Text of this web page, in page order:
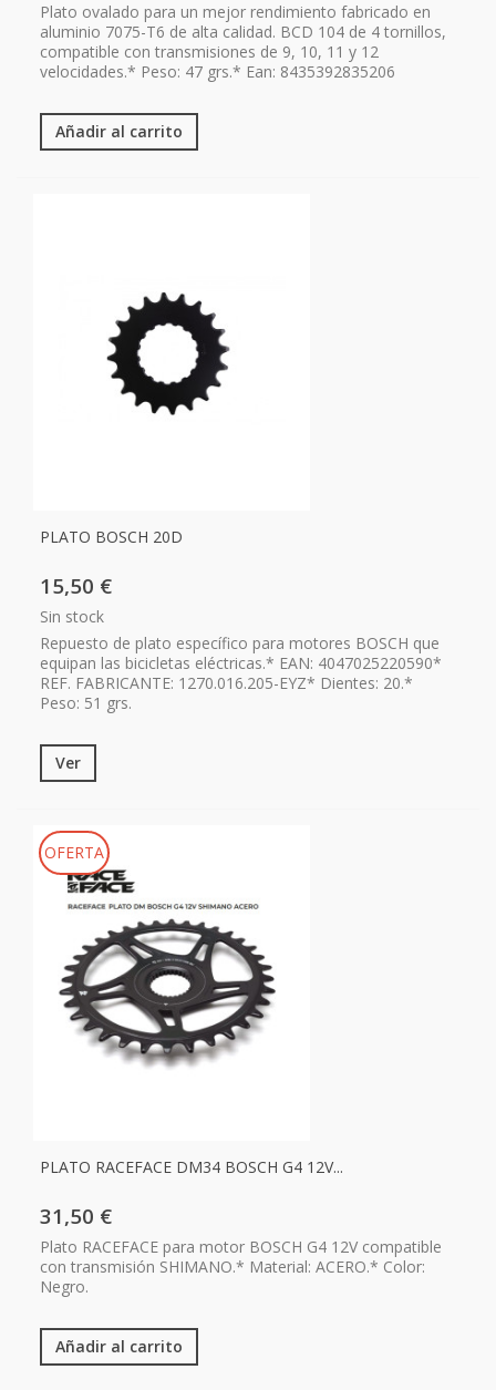
Plato ovalado para un mejor rendimiento fabricado en
aluminio 7075-T6 de alta calidad. BCD 104 de 4 tornillos,
compatible con transmisiones de 9, 10, 11 y 12
velocidades.* Peso: 47 grs.* Ean: 8435392835206
Añadir al carrito
PLATO BOSCH 20D
15,50 €
Sin stock
Repuesto de plato específico para motores BOSCH que
equipan las bicicletas eléctricas.* EAN: 4047025220590*
REF. FABRICANTE: 1270.016.205-EYZ* Dientes: 20.*
Peso: 51 grs.
Ver
OFERTA
PLATO RACEFACE DM34 BOSCH G4 12V...
31,50 €
Plato RACEFACE para motor BOSCH G4 12V compatible
con transmisión SHIMANO.* Material: ACERO.* Color:
Negro.
Añadir al carrito